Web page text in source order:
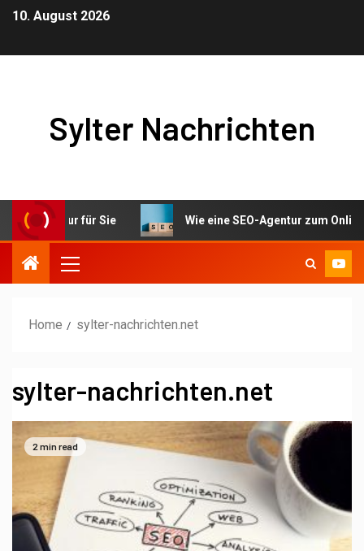
10. August 2026
Sylter Nachrichten
für Sie Wie eine SEO-Agentur zum Online-Erfolg
Home sylter-nachrichten.net
sylter-nachrichten.net
2 min read